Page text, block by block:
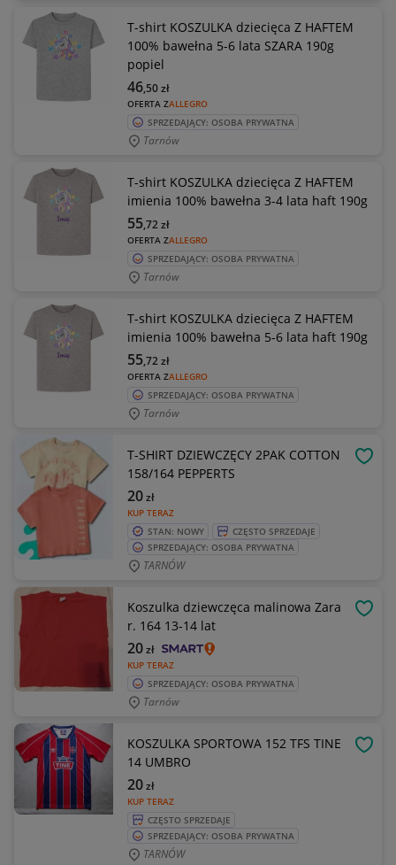
T-shirt KOSZULKA dziecięca Z HAFTEM
100% bawełna 5-6 lata SZARA 190g
popiel
OFERTA ZALLEGRO
46,50zł
SPRZEDAJĄCY: OSOBA PRYWATNA
Tarnów
T-shirt KOSZULKA dziecięca Z HAFTEM
imienia 100% bawełna 3-4 lata haft 190g
OFERTA ZALLEGRO
55,72zł
SPRZEDAJĄCY: OSOBA PRYWATNA
Tarnów
T-shirt KOSZULKA dziecięca Z HAFTEM
imienia 100% bawełna 5-6 lata haft 190g
OFERTA ZALLEGRO
55,72zł
SPRZEDAJĄCY: OSOBA PRYWATNA
Tarnów
T-SHIRT DZIEWCZĘCY 2PAK COTTON
158/164 PEPPERTS
KUP TERAZ
20zł
STAN: NOWY
CZĘSTO SPRZEDAJE
SPRZEDAJĄCY: OSOBA PRYWATNA
TARNÓW
Koszulka dziewczęca malinowa Zara
r. 164 13-14 lat
KUP TERAZ
20zł
SPRZEDAJĄCY: OSOBA PRYWATNA
Tarnów
KOSZULKA SPORTOWA 152 TFS TINE
14 UMBRO
KUP TERAZ
20zł
CZĘSTO SPRZEDAJE
SPRZEDAJĄCY: OSOBA PRYWATNA
TARNÓW